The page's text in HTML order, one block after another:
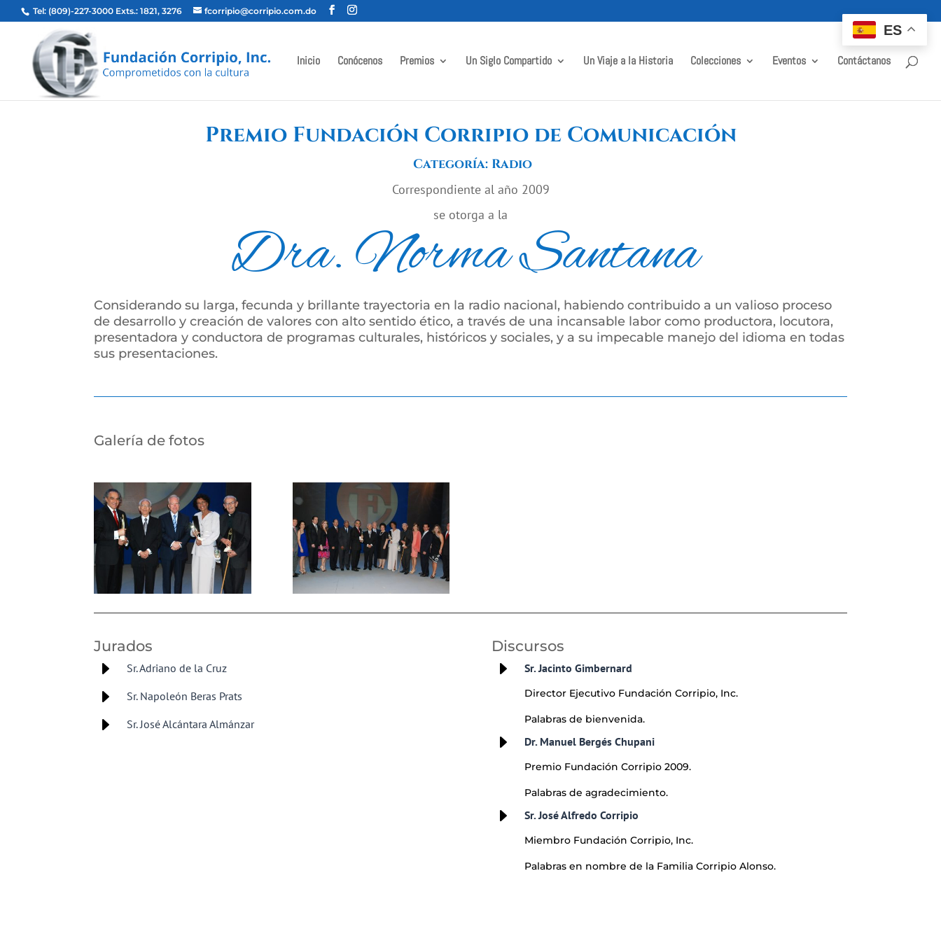
Tel: (809)-227-3000 Exts.: 1821, 3276 fcorripio@corripio.com.do
Inicio Conócenos Premios Un Siglo Compartido Un Viaje a la Historia Colecciones Eventos Contáctanos
Premio Fundación Corripio de Comunicación
Categoría: Radio
Correspondiente al año 2009
se otorga a la
Dra. Norma Santana
Considerando su larga, fecunda y brillante trayectoria en la radio nacional, habiendo contribuido a un valioso proceso
de desarrollo y creación de valores con alto sentido ético, a través de una incansable labor como productora, locutora,
presentadora y conductora de programas culturales, históricos y sociales, y a su impecable manejo del idioma en todas
sus presentaciones.
Galería de fotos
Jurados
E Sr. Adriano de la Cruz
E Sr. Napoleón Beras Prats
E Sr. José Alcántara Almánzar
Discursos
E Sr. Jacinto Gimbernard
Director Ejecutivo Fundación Corripio, Inc.
Palabras de bienvenida.
E Dr. Manuel Bergés Chupani
Premio Fundación Corripio 2009.
Palabras de agradecimiento.
E Sr. José Alfredo Corripio
Miembro Fundación Corripio, Inc.
Palabras en nombre de la Familia Corripio Alonso.
ES